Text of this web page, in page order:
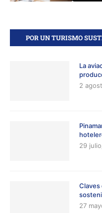
POR UN TURISMO
La
2
29
27